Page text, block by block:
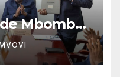
Mbombo
décisive
Kasaï-